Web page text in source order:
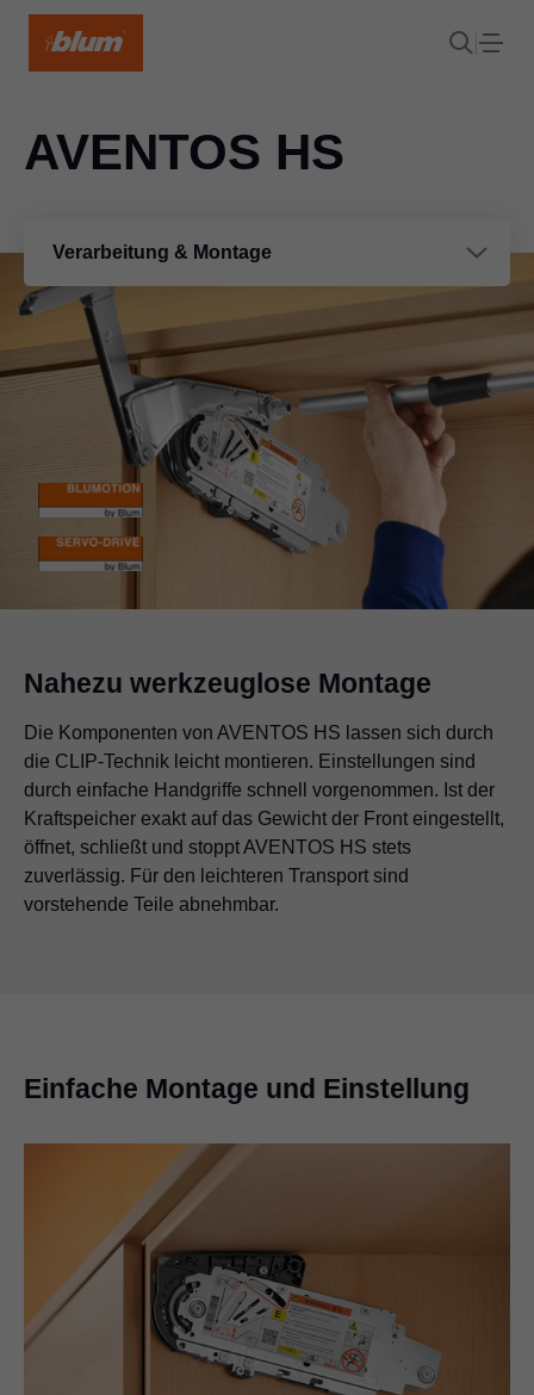
Verarbeitung & Montage
AVENTOS HS
Nahezu werkzeuglose Montage
Die Komponenten von AVENTOS HS lassen sich durch
die CLIP-Technik leicht montieren. Einstellungen sind
durch einfache Handgriffe schnell vorgenommen. Ist der
Kraftspeicher exakt auf das Gewicht der Front eingestellt,
öffnet, schließt und stoppt AVENTOS HS stets
zuverlässig. Für den leichteren Transport sind
vorstehende Teile abnehmbar.
Einfache Montage und Einstellung